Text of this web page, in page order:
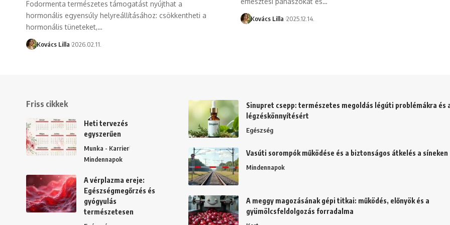
Fodormenta természetes támogatást nyújthat a
hormonális egyensúly helyreállításához: csökkentheti a
hormonális tüneteket,…
Kovács Lilla 2026.02.11.
Kovács Lilla 2025.12.14.
Friss cikkek
Heti tervezés
egyszerűen
Munka - Karrier
Mindennapok
A vérplazma ereje:
Egészségmegőrzés és
gyógyulás
természetesen
Sinupret csepp: természetes megoldás légúti problémákra és
légzéskönnyítésért
Egészség
Vasúti sorompók működése és a biztonságos átkelés a síneken
Mindennapok
A meggy magozásának gépi titkai: működés, előnyök és a
gyümölcsfeldolgozás forradalma